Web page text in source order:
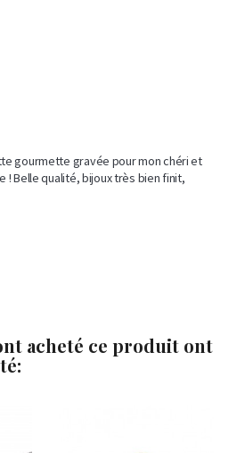
gourmette gravée pour mon chéri et
! Belle qualité, bijoux très bien finit,
acheté ce produit ont